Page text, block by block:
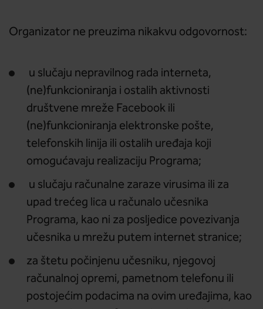
Organizator ne preuzima nikakvu odgovornost:
u slučaju nepravilnog rada interneta,
(ne)funkcioniranja i ostalih aktivnosti
društvene mreže Facebook ili
(ne)funkcioniranja elektronske pošte,
telefonskih linija ili ostalih uređaja koji
omogućavaju realizaciju Programa;
u slučaju računalne zaraze virusima ili za
upad trećeg lica u računalo učesnika
Programa, kao ni za posljedice povezivanja
učesnika u mrežu putem internet stranice;
za štetu počinjenu učesniku, njegovoj
računalnoj opremi, pametnom telefonu ili
postojećim podacima na ovim uređajima, kao